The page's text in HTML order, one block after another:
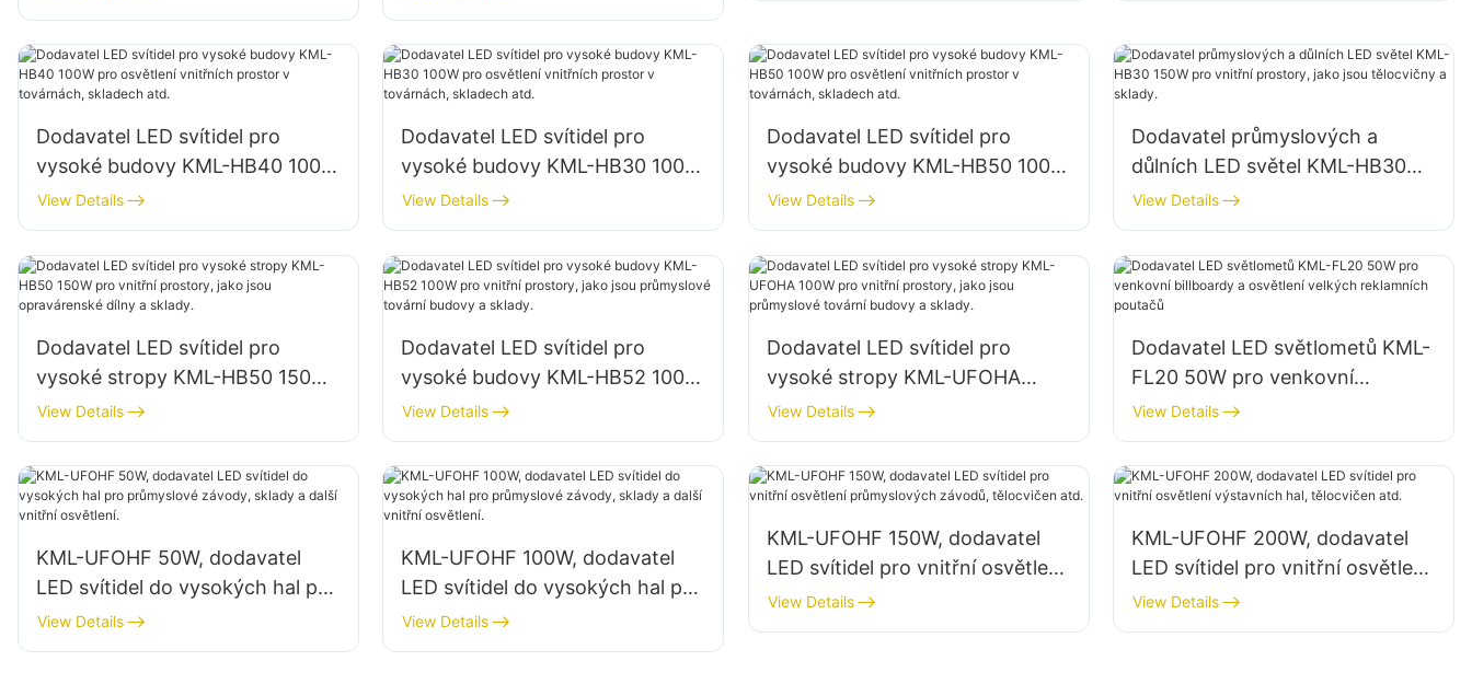
reklamních poutačů
reklamních poutačů
Dodavatel LED svítidel pro
vysoké budovy KML-HB40 100W
pro osvětlení vnitřních prostor v
továrnách, skladech atd.
View Details
Dodavatel LED svítidel pro
vysoké budovy KML-HB30 100W
pro osvětlení vnitřních prostor v
továrnách, skladech atd.
View Details
Dodavatel LED svítidel pro
vysoké budovy KML-HB50 100W
pro osvětlení vnitřních prostor v
továrnách, skladech atd.
View Details
Dodavatel průmyslových a
důlních LED světel KML-HB30
150W pro vnitřní prostory, jako
jsou tělocvičny a sklady.
View Details
Dodavatel LED svítidel pro
vysoké stropy KML-HB50 150W
pro vnitřní prostory, jako jsou
opravárenské dílny a sklady.
View Details
Dodavatel LED svítidel pro
vysoké budovy KML-HB52 100W
pro vnitřní prostory, jako jsou
průmyslové tovární budovy a
sklady.
View Details
Dodavatel LED svítidel pro
vysoké stropy KML-UFOHA
100W pro vnitřní prostory, jako
jsou průmyslové tovární budovy
a sklady.
View Details
Dodavatel LED světlometů KML-
FL20 50W pro venkovní
billboardy a osvětlení velkých
reklamních poutačů
View Details
KML-UFOHF 50W, dodavatel
LED svítidel do vysokých hal pro
průmyslové závody, sklady a
další vnitřní osvětlení.
View Details
KML-UFOHF 100W, dodavatel
LED svítidel do vysokých hal pro
průmyslové závody, sklady a
další vnitřní osvětlení.
View Details
KML-UFOHF 150W, dodavatel
LED svítidel pro vnitřní osvětlení
průmyslových závodů,
tělocvičen atd.
View Details
KML-UFOHF 200W, dodavatel
LED svítidel pro vnitřní osvětlení
výstavních hal, tělocvičen atd.
View Details